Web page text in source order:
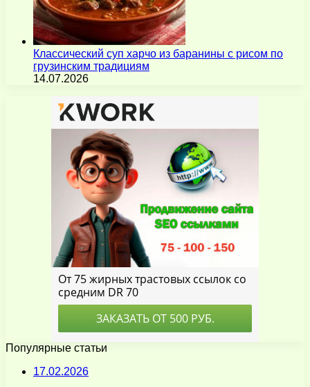
Классический суп харчо из баранины с рисом по
грузинским традициям
14.07.2026
Популярные статьи
17.02.2026